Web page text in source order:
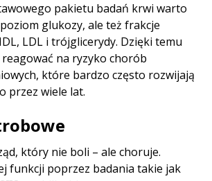
pakietu badań krwi warto
glukozy, ale też frakcje
LDL i trójglicerydy. Dzięki temu
na ryzyko chorób
które bardzo często rozwijają
przez wiele lat.
który nie boli – ale choruje.
funkcji poprzez badania takie jak